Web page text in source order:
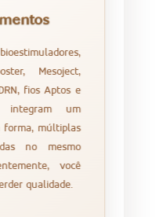
Mesoject,
fios Aptos e
integram um
forma, múltiplas
no mesmo
você
qualidade.